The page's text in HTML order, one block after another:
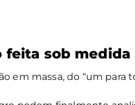
feita sob medida
em massa, do “um para